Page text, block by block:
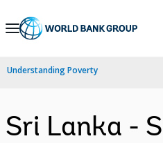
Skip
Navigation
Understanding Poverty
Sri Lanka -